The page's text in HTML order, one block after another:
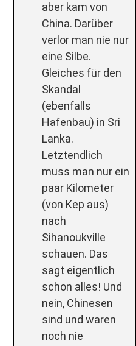
aber kam von
China. Darüber
verlor man nie nur
eine Silbe.
Gleiches für den
Skandal
(ebenfalls
Hafenbau) in Sri
Lanka.
Letztendlich
muss man nur ein
paar Kilometer
(von Kep aus)
nach
Sihanoukville
schauen. Das
sagt eigentlich
schon alles! Und
nein, Chinesen
sind und waren
noch nie